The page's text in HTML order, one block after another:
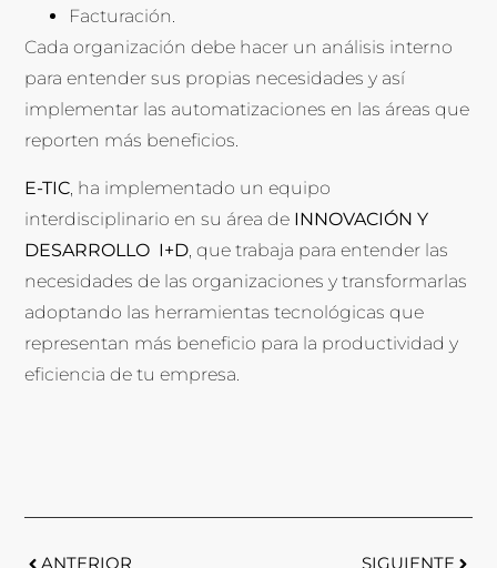
Facturación.
Cada organización debe hacer un análisis interno
para entender sus propias necesidades y así
implementar las automatizaciones en las áreas que
reporten más beneficios.
E-TIC , ha implementado un equipo
interdisciplinario en su área de INNOVACIÓN Y
DESARROLLO I+D , que trabaja para entender las
necesidades de las organizaciones y transformarlas
adoptando las herramientas tecnológicas que
representan más beneficio para la productividad y
eficiencia de tu empresa.
ANTERIOR SIGUIENTE